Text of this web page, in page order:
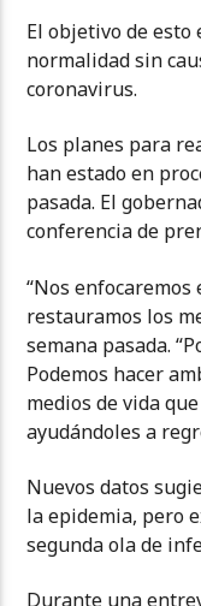
El objetivo de esto
normalidad sin
coronavirus.
Los planes para
han estado en
pasada. El
conferencia de
“Nos
restauramos los
semana pasada.
Podemos hacer
medios de vida
ayudándoles a
Nuevos datos
la epidemia, pero
segunda ola de
Durante una